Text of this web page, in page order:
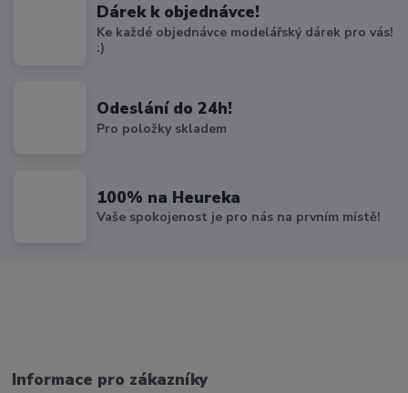
Dárek k objednávce!
Ke každé objednávce modelářský dárek pro vás!
:)
Odeslání do 24h!
Pro položky skladem
100% na Heureka
Vaše spokojenost je pro nás na prvním místě!
Informace pro zákazníky